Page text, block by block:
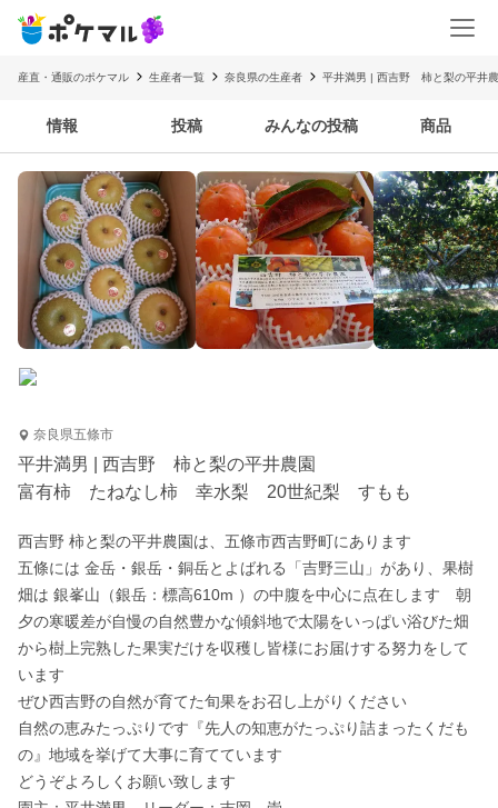
産直・通販のポケマル 生産者一覧 奈良県の生産者 平井満男 | 西吉野 柿と梨の平井
情報 投稿 みんなの投稿 商品
奈良県五條市
平井満男 | 西吉野 柿と梨の平井農園
富有柿 たねなし柿 幸水梨 20世紀梨 すもも
西吉野 柿と梨の平井農園は、五條市西吉野町にあります
五條には 金岳・銀岳・銅岳とよばれる「吉野三山」があり、果樹
畑は 銀峯山（銀岳：標高610m ）の中腹を中心に点在します　朝
夕の寒暖差が自慢の自然豊かな傾斜地で太陽をいっぱい浴びた畑
から樹上完熟した果実だけを収穫し皆様にお届けする努力をして
います
ぜひ西吉野の自然が育てた旬果をお召し上がりください
自然の恵みたっぷりです『先人の知恵がたっぷり詰まったくだも
の』地域を挙げて大事に育てています
どうぞよろしくお願い致します